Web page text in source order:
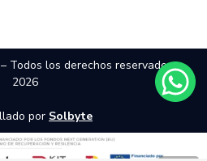
Todos los derechos reservados –
2026
por Solbyte